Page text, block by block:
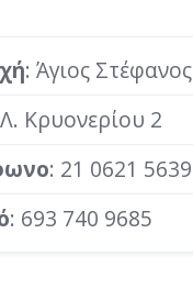
: Άγιος Στέφανος
Κρυονερίου 2
: 21 0621 5639
: 693 740 9685